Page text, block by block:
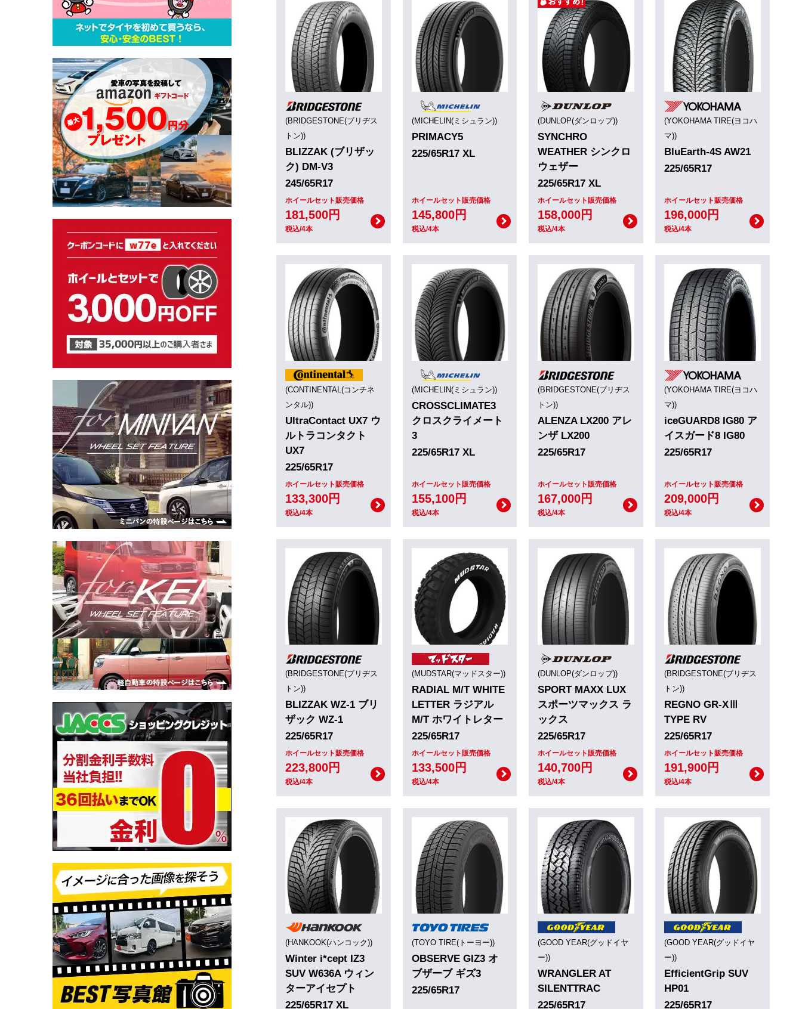
(BRIDGESTONE(ブリヂス
トン))
BLIZZAK (ブリザッ
ク) DM-V3
245/65R17
ホイールセット販売価格
181,500円
税込/4本
(MICHELIN(ミシュラン))
PRIMACY5
225/65R17 XL
ホイールセット販売価格
145,800円
税込/4本
(DUNLOP(ダンロップ))
SYNCHRO
WEATHER シンクロ
ウェザー
225/65R17 XL
ホイールセット販売価格
158,000円
税込/4本
(YOKOHAMA TIRE(ヨコハ
マ))
BluEarth-4S AW21
225/65R17
ホイールセット販売価格
196,000円
税込/4本
(CONTINENTAL(コンチネ
ンタル))
UltraContact UX7 ウ
ルトラコンタクト
UX7
225/65R17
ホイールセット販売価格
133,300円
税込/4本
(MICHELIN(ミシュラン))
CROSSCLIMATE3
クロスクライメート
3
225/65R17 XL
ホイールセット販売価格
155,100円
税込/4本
(BRIDGESTONE(ブリヂス
トン))
ALENZA LX200 アレ
ンザ LX200
225/65R17
ホイールセット販売価格
167,000円
税込/4本
(YOKOHAMA TIRE(ヨコハ
マ))
iceGUARD8 IG80 ア
イスガード8 IG80
225/65R17
ホイールセット販売価格
209,000円
税込/4本
(BRIDGESTONE(ブリヂス
トン))
BLIZZAK WZ-1 ブリ
ザック WZ-1
225/65R17
ホイールセット販売価格
223,800円
税込/4本
(MUDSTAR(マッドスター))
RADIAL M/T WHITE
LETTER ラジアル
M/T ホワイトレター
225/65R17
ホイールセット販売価格
133,500円
税込/4本
(DUNLOP(ダンロップ))
SPORT MAXX LUX
スポーツマックス ラ
ックス
225/65R17
ホイールセット販売価格
140,700円
税込/4本
(BRIDGESTONE(ブリヂス
トン))
REGNO GR-XⅢ
TYPE RV
225/65R17
ホイールセット販売価格
191,900円
税込/4本
(HANKOOK(ハンコック))
Winter i*cept IZ3
SUV W636A ウィン
ターアイセプト
225/65R17 XL
(TOYO TIRE(トーヨー))
OBSERVE GIZ3 オ
ブザーブ ギズ3
225/65R17
(GOOD YEAR(グッドイヤ
ー))
WRANGLER AT
SILENTTRAC
225/65R17
(GOOD YEAR(グッドイヤ
ー))
EfficientGrip SUV
HP01
225/65R17